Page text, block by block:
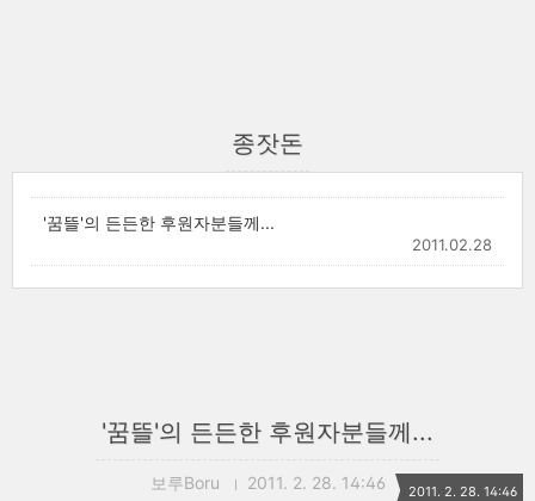
종잣돈
'꿈뜰'의 든든한 후원자분들께...
2011.02.28
'꿈뜰'의 든든한 후원자분들께...
보루Boru 2011. 2. 28. 14:46 2011. 2. 28. 14:46